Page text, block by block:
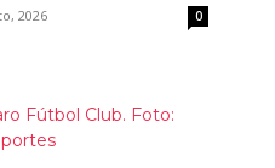
2026 0